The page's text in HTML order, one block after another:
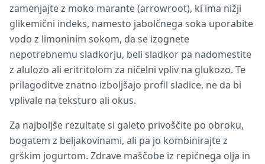
zamenjajte z moko marante (arrowroot), ki ima nižji
glikemični indeks, namesto jabolčnega soka uporabite
vodo z limoninim sokom, da se izognete
nepotrebnemu sladkorju, beli sladkor pa nadomestite
z alulozo ali eritritolom za ničelni vpliv na glukozo. Te
prilagoditve znatno izboljšajo profil sladice, ne da bi
vplivale na teksturo ali okus.
Za najboljše rezultate si galeto privoščite po obroku,
bogatem z beljakovinami, ali pa jo kombinirajte z
grškim jogurtom. Zdrave maščobe iz repičnega olja in